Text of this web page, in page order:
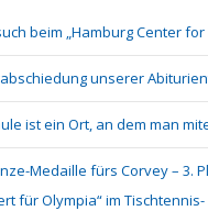
beim „Hamburg Center for
unserer
ist ein Ort, an dem man
Medaille fürs Corvey – 3.
für Olympia“ im Tischtennis-